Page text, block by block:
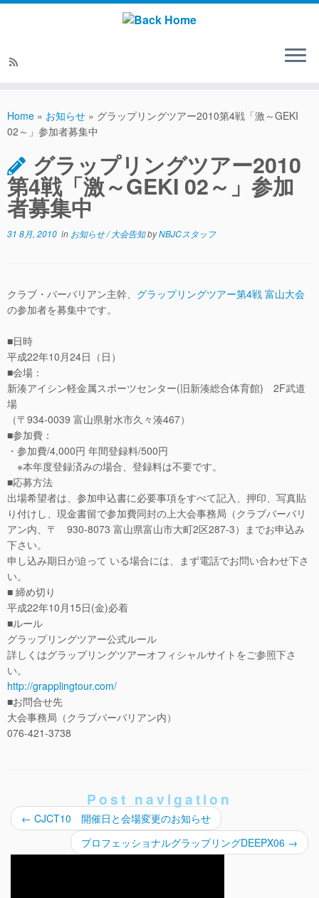
Home » お知らせ » グラップリングツアー2010第4戦「激～GEKI
02～」参加者募集中
グラップリングツアー2010
第4戦「激～GEKI 02～」参加
者募集中
31 8月, 2010 in お知らせ/大会告知byNBJCスタッフ
クラブ・バーバリアン主幹、 グラップリングツアー第4戦 富山大会
の参加者を募集中です。
■日時
平成22年10月24日（日）
■会場：
新湊アイシン軽金属スポーツセンター(旧新湊総合体育館) 2F武道
場
（〒934-0039 富山県射水市久々湊467）
■参加費：
・参加費/4,000円 年間登録料/500円
※本年度登録済みの場合、登録料は不要です。
■応募方法
出場希望者は、参加申込書に必要事項をすべて記入、押印、写真貼
り付けし、現金書留で参加費同封の上大会事務局（クラブバーバリ
アン内、〒 930-8073 富山県富山市大町2区287-3）までお申込み
下さい。
申し込み期日が迫って いる場合には、まず電話でお問い合わせ下さ
い。
■ 締め切り
平成22年10月15日(金)必着
■ルール
グラップリングツアー公式ルール
詳しくはグラップリングツアーオフィシャルサイトをご参照下さ
い。
http://grapplingtour.com/
■お問合せ先
大会事務局（クラブバーバリアン内）
076-421-3738
Post navigation
← CJCT10 開催日と会場変更のお知らせ
プロフェッショナルグラップリングDEEPX06 →